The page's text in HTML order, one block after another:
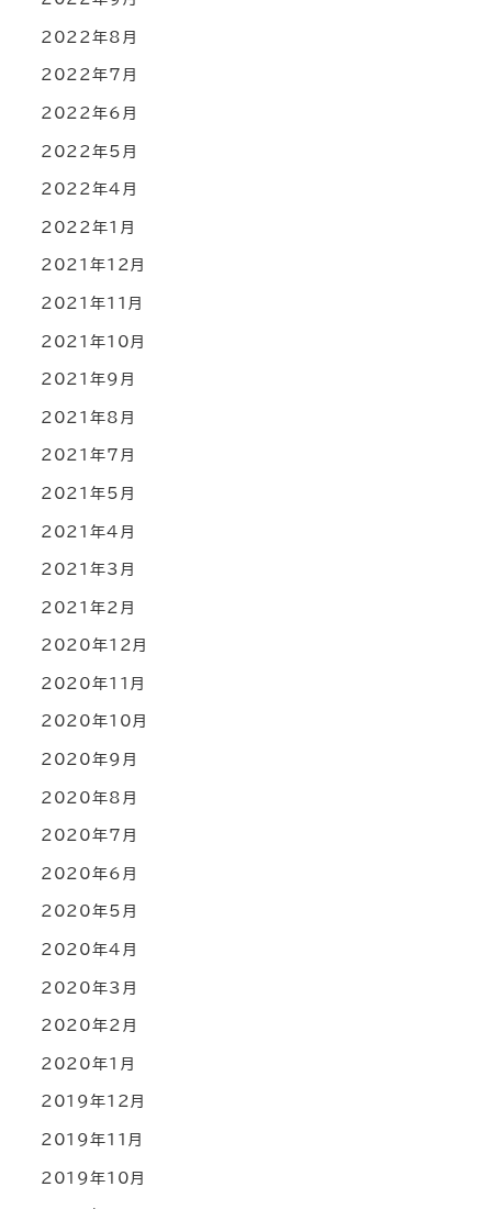
2022年8月
2022年7月
2022年6月
2022年5月
2022年4月
2022年1月
2021年12月
2021年11月
2021年10月
2021年9月
2021年8月
2021年7月
2021年5月
2021年4月
2021年3月
2021年2月
2020年12月
2020年11月
2020年10月
2020年9月
2020年8月
2020年7月
2020年6月
2020年5月
2020年4月
2020年3月
2020年2月
2020年1月
2019年12月
2019年11月
2019年10月